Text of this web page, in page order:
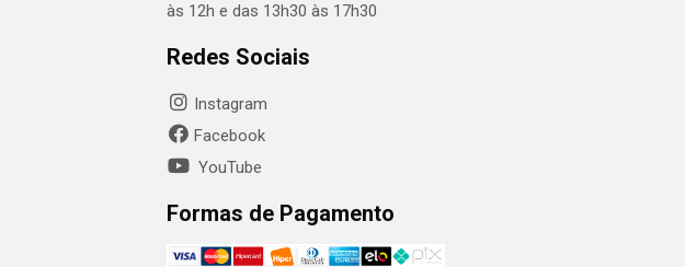
às 12h e das 13h30 às 17h30
Redes Sociais
Instagram
Facebook
YouTube
Formas de Pagamento